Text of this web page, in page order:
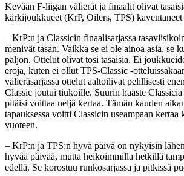
Kevään F-liigan välierät ja finaalit olivat
kärkijoukkueet (KrP, Oilers, TPS) kaventaneet
– KrP:n ja Classicin finaalisarjassa
menivät tasan. Vaikka se ei ole ainoa asia, se
paljon. Ottelut olivat tosi tasaisia. Ei
eroja, kuten ei ollut TPS-Classic -
välieräsarjassa ottelut aaltoilivat pelillisesti
Classic joutui tiukoille. Suurin haaste Classicia
pitäisi voittaa neljä kertaa. Tämän kauden
tapauksessa voitti Classicin useampaan kertaa
vuoteen.
– KrP:n ja TPS:n hyvä päivä on nykyisin
hyvää päivää, mutta heikoimmilla hetkillä
edellä. Se korostuu runkosarjassa ja pitkissä